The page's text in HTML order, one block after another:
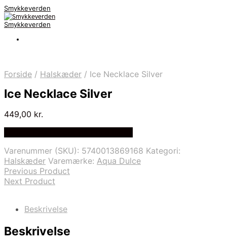
Smykkeverden
Smykkeverden
Forside / Halskæder / Ice Necklace Silver
Ice Necklace Silver
449,00 kr.
Varenummer (SKU): 5740013869168 Kategori:
Halskæder Varemærke: Aqua Dulce
Previous Product
Next Product
Beskrivelse
Beskrivelse